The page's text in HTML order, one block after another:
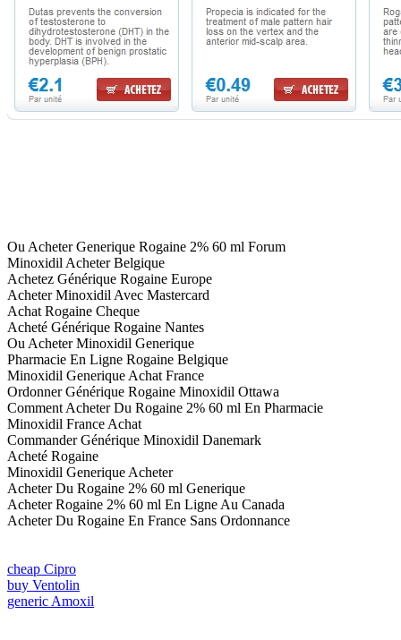
Ou Acheter Generique Rogaine 2% 60 ml Forum
Minoxidil Acheter Belgique
Achetez Générique Rogaine Europe
Acheter Minoxidil Avec Mastercard
Achat Rogaine Cheque
Acheté Générique Rogaine Nantes
Ou Acheter Minoxidil Generique
Pharmacie En Ligne Rogaine Belgique
Minoxidil Generique Achat France
Ordonner Générique Rogaine Minoxidil Ottawa
Comment Acheter Du Rogaine 2% 60 ml En Pharmacie
Minoxidil France Achat
Commander Générique Minoxidil Danemark
Acheté Rogaine
Minoxidil Generique Acheter
Acheter Du Rogaine 2% 60 ml Generique
Acheter Rogaine 2% 60 ml En Ligne Au Canada
Acheter Du Rogaine En France Sans Ordonnance
cheap Cipro
buy Ventolin
generic Amoxil